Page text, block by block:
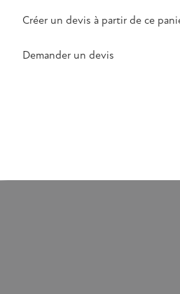
Créer un devis à partir de ce
Demander un devis